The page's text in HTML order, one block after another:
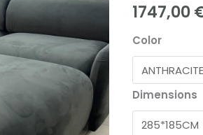
1747,00
Color
Dimensions
VELOURS